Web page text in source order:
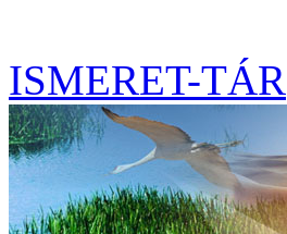
ISMERET-TÁR